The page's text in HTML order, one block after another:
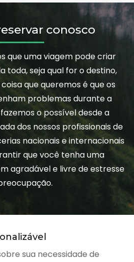
conosco
que uma viagem pode criar
toda, seja qual for o destino,
que queremos é que os
problemas durante a
o possível desde a
dos nossos profissionais de
nacionais e internacionais
que você tenha uma
agradável e livre de estresse
sua necessidade de